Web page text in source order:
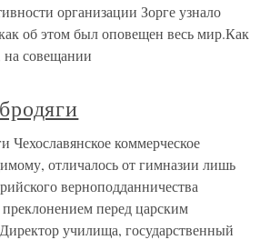
организации Зорге узнало
об этом был оповещен весь мир.Как
совещании
Чехославянское коммерческое
отличалось от гимназии лишь
верноподданничества
преклонением перед царским
училища, государственный